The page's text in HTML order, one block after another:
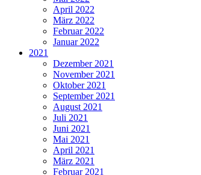
April 2022
März 2022
Februar 2022
Januar 2022
2021
Dezember 2021
November 2021
Oktober 2021
September 2021
August 2021
Juli 2021
Juni 2021
Mai 2021
April 2021
März 2021
Februar 2021